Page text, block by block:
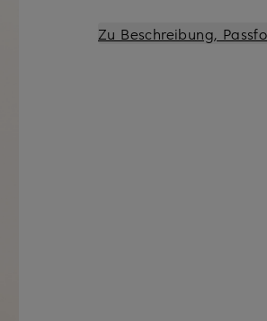
Zu Beschreibung,